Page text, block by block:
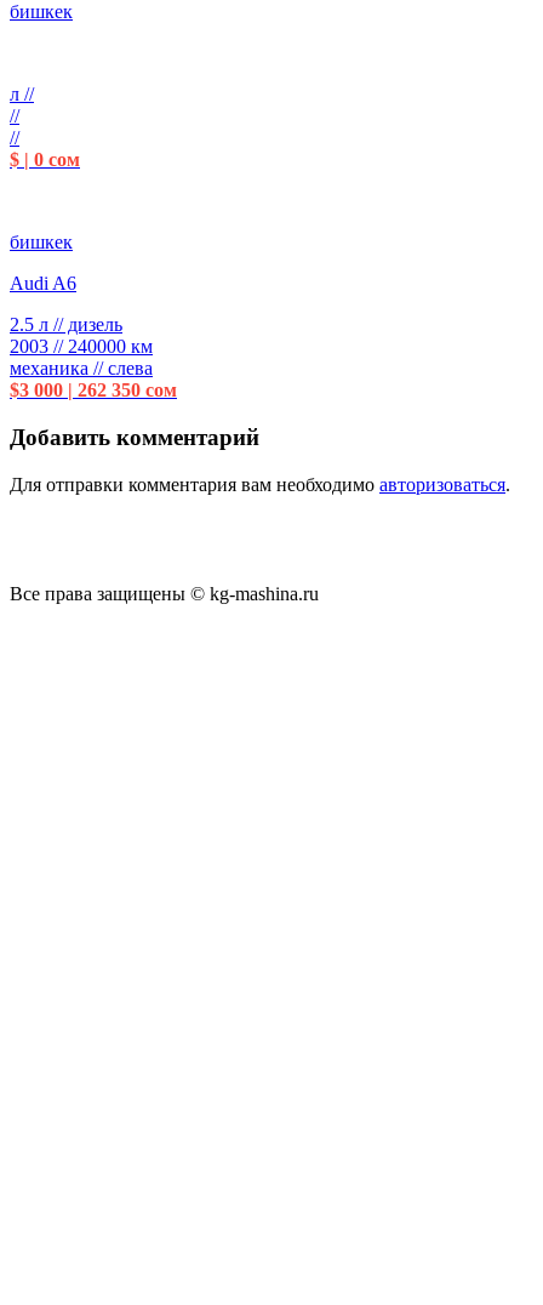
бишкек
л //
//
//
$ | 0 сом
бишкек
Audi A6
2.5 л // дизель
2003 // 240000 км
механика // слева
$3 000 | 262 350 сом
Добавить комментарий
Для отправки комментария вам необходимо авторизоваться.
Все права защищены © kg-mashina.ru